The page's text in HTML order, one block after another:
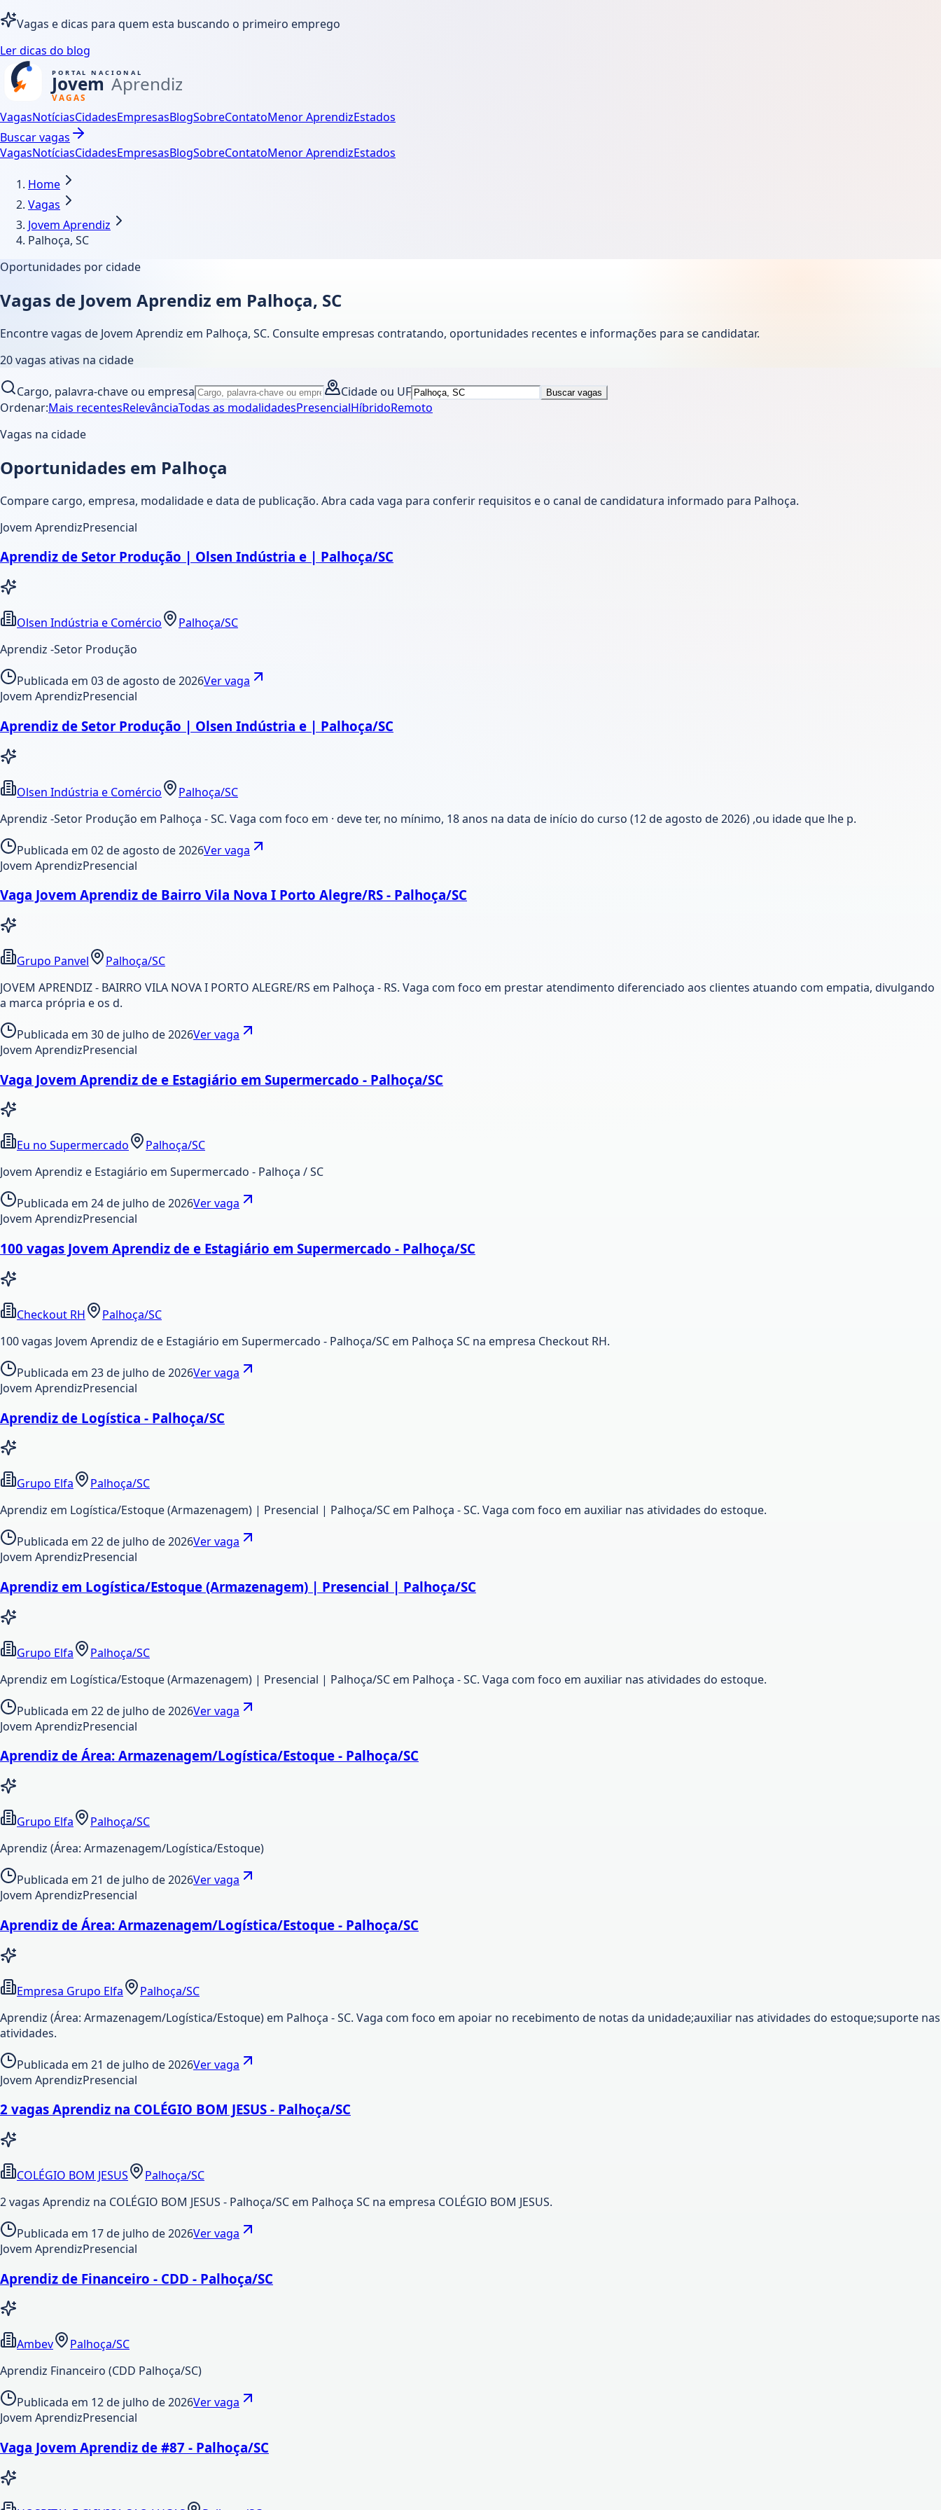
Vagas e dicas para quem esta buscando o primeiro emprego
Ler dicas do blog
VagasNotíciasCidadesEmpresasBlogSobreContatoMenor AprendizEstados
Buscar vagas
VagasNotíciasCidadesEmpresasBlogSobreContatoMenor AprendizEstados
Home
Vagas
Jovem Aprendiz
Palhoça, SC
Oportunidades por cidade
Vagas de Jovem Aprendiz em Palhoça, SC
Encontre vagas de Jovem Aprendiz em Palhoça, SC. Consulte empresas contratando, oportunidades recentes e informações para se candidatar.
20vagas ativas na cidade
Cargo, palavra-chave ou empresa Cidade ou UF Buscar vagas
Ordenar:Mais recentesRelevânciaTodas as modalidadesPresencialHíbridoRemoto
Vagas na cidade
Oportunidades em Palhoça
Compare cargo, empresa, modalidade e data de publicação. Abra cada vaga para conferir requisitos e o canal de candidatura informado para Palhoça.
Jovem AprendizPresencial
Aprendiz de Setor Produção | Olsen Indústria e | Palhoça/SC
Olsen Indústria e Comércio
Palhoça/SC
Aprendiz -Setor Produção
Publicada em 03 de agosto de 2026Ver vaga
Jovem AprendizPresencial
Aprendiz de Setor Produção | Olsen Indústria e | Palhoça/SC
Olsen Indústria e Comércio
Palhoça/SC
Aprendiz -Setor Produção em Palhoça - SC. Vaga com foco em · deve ter, no mínimo, 18 anos na data de início do curso (12 de agosto de 2026) ,ou idade que lhe p.
Publicada em 02 de agosto de 2026Ver vaga
Jovem AprendizPresencial
Vaga Jovem Aprendiz de Bairro Vila Nova I Porto Alegre/RS - Palhoça/SC
Grupo Panvel
Palhoça/SC
JOVEM APRENDIZ - BAIRRO VILA NOVA I PORTO ALEGRE/RS em Palhoça - RS. Vaga com foco em prestar atendimento diferenciado aos clientes atuando com empatia, divulgando
a marca própria e os d.
Publicada em 30 de julho de 2026Ver vaga
Jovem AprendizPresencial
Vaga Jovem Aprendiz de e Estagiário em Supermercado - Palhoça/SC
Eu no Supermercado
Palhoça/SC
Jovem Aprendiz e Estagiário em Supermercado - Palhoça / SC
Publicada em 24 de julho de 2026Ver vaga
Jovem AprendizPresencial
100 vagas Jovem Aprendiz de e Estagiário em Supermercado - Palhoça/SC
Checkout RH
Palhoça/SC
100 vagas Jovem Aprendiz de e Estagiário em Supermercado - Palhoça/SC em Palhoça SC na empresa Checkout RH.
Publicada em 23 de julho de 2026Ver vaga
Jovem AprendizPresencial
Aprendiz de Logística - Palhoça/SC
Grupo Elfa
Palhoça/SC
Aprendiz em Logística/Estoque (Armazenagem) | Presencial | Palhoça/SC em Palhoça - SC. Vaga com foco em auxiliar nas atividades do estoque.
Publicada em 22 de julho de 2026Ver vaga
Jovem AprendizPresencial
Aprendiz em Logística/Estoque (Armazenagem) | Presencial | Palhoça/SC
Grupo Elfa
Palhoça/SC
Aprendiz em Logística/Estoque (Armazenagem) | Presencial | Palhoça/SC em Palhoça - SC. Vaga com foco em auxiliar nas atividades do estoque.
Publicada em 22 de julho de 2026Ver vaga
Jovem AprendizPresencial
Aprendiz de Área: Armazenagem/Logística/Estoque - Palhoça/SC
Grupo Elfa
Palhoça/SC
Aprendiz (Área: Armazenagem/Logística/Estoque)
Publicada em 21 de julho de 2026Ver vaga
Jovem AprendizPresencial
Aprendiz de Área: Armazenagem/Logística/Estoque - Palhoça/SC
Empresa Grupo Elfa
Palhoça/SC
Aprendiz (Área: Armazenagem/Logística/Estoque) em Palhoça - SC. Vaga com foco em apoiar no recebimento de notas da unidade;auxiliar nas atividades do estoque;suporte nas
atividades.
Publicada em 21 de julho de 2026Ver vaga
Jovem AprendizPresencial
2 vagas Aprendiz na COLÉGIO BOM JESUS - Palhoça/SC
COLÉGIO BOM JESUS
Palhoça/SC
2 vagas Aprendiz na COLÉGIO BOM JESUS - Palhoça/SC em Palhoça SC na empresa COLÉGIO BOM JESUS.
Publicada em 17 de julho de 2026Ver vaga
Jovem AprendizPresencial
Aprendiz de Financeiro - CDD - Palhoça/SC
Ambev
Palhoça/SC
Aprendiz Financeiro (CDD Palhoça/SC)
Publicada em 12 de julho de 2026Ver vaga
Jovem AprendizPresencial
Vaga Jovem Aprendiz de #87 - Palhoça/SC